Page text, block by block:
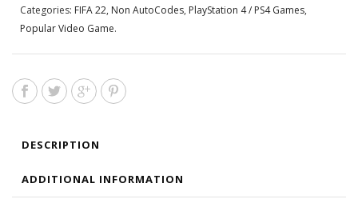
Categories: FIFA 22, Non AutoCodes, PlayStation 4 / PS4 Games,
Popular Video Game.
DESCRIPTION
ADDITIONAL INFORMATION